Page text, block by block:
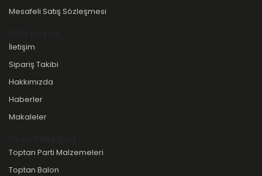
Mesafeli Satış Sözleşmesi
İletişim
Sipariş Takibi
Hakkımızda
Haberler
Makaleler
Toptan Parti Malzemeleri
Toptan Balon